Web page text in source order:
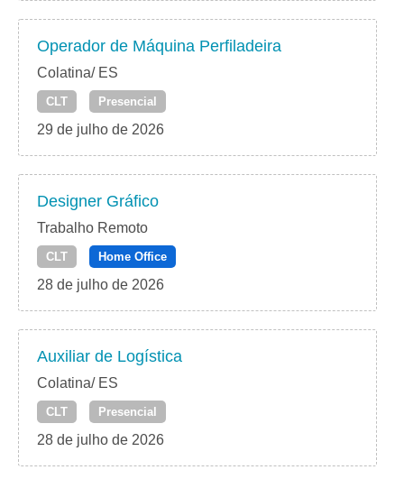
Operador de Máquina Perfiladeira
Colatina/ ES
CLT Presencial
29 de julho de 2026
Designer Gráfico
Trabalho Remoto
CLT Home Office
28 de julho de 2026
Auxiliar de Logística
Colatina/ ES
CLT Presencial
28 de julho de 2026